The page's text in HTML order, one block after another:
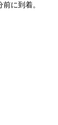
に到着。